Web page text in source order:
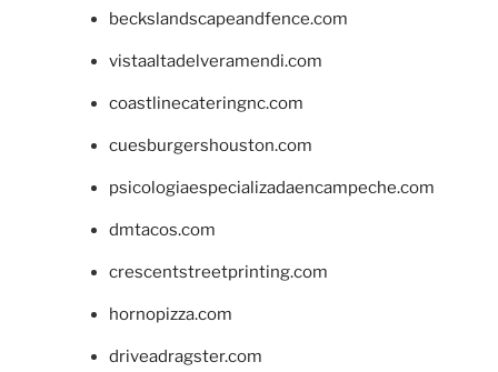
beckslandscapeandfence.com
vistaaltadelveramendi.com
coastlinecateringnc.com
cuesburgershouston.com
psicologiaespecializadaencampeche.com
dmtacos.com
crescentstreetprinting.com
hornopizza.com
driveadragster.com